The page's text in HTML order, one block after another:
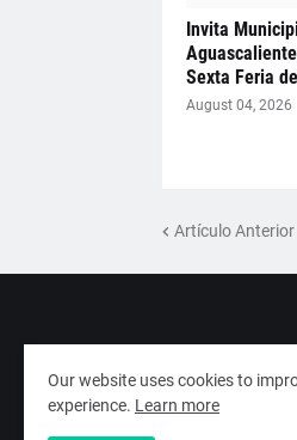
Invita
Sexta Feria
August 04, 2026
Artículo Anterior
Our website uses cookies to
experience. Learn more